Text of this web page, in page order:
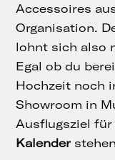
Accessoires
Organisation.
lohnt sich also
Egal ob du
Hochzeit noch
Showroom in
Ausflugsziel für
Kalender